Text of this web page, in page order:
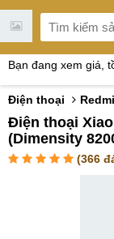
Bạn đang xem giá,
Điện thoại Redmi
Điện thoại
(Dimensity
(366